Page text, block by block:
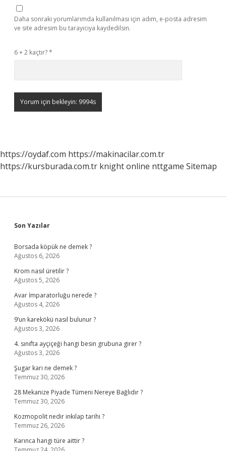
Daha sonraki yorumlarımda kullanılması için adım, e-posta adresim
ve site adresim bu tarayıcıya kaydedilsin.
6 + 2 kaçtır?*
https://oydaf.com https://makinacilar.com.tr
https://kursburada.com.tr knight online nttgame Sitemap
Sidebar
Son Yazılar
Borsada köpük ne demek ?
Ağustos 6, 2026
Krom nasıl üretilir ?
Ağustos 5, 2026
Avar İmparatorluğu nerede ?
Ağustos 4, 2026
9’un karekökü nasıl bulunur ?
Ağustos 3, 2026
4. sınıfta ayçiçeği hangi besin grubuna girer ?
Ağustos 3, 2026
Şugar karı ne demek ?
Temmuz 30, 2026
28 Mekanize Piyade Tümeni Nereye Bağlıdır ?
Temmuz 30, 2026
Kozmopolit nedir inkılap tarihi ?
Temmuz 26, 2026
Karınca hangi türe aittir ?